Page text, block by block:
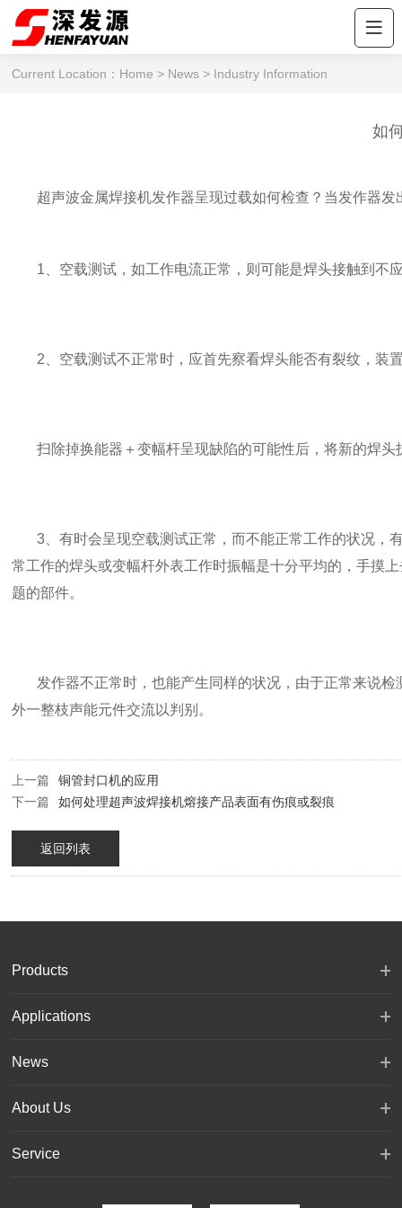
Current Location： Home > News > Industry Information
如
超声波金属焊接机发作器呈现过载如何检查？当发作器发
1、空载测试，如工作电流正常，则可能是焊头接触到不
2、空载测试不正常时，应首先察看焊头能否有裂纹，装
扫除掉换能器＋变幅杆呈现缺陷的可能性后，将新的焊头
3、有时会呈现空载测试正常，而不能正常工作的状况，
常工作的焊头或变幅杆外表工作时振幅是十分平均的，手摸
题的部件。
发作器不正常时，也能产生同样的状况，由于正常来说
外一整枝声能元件交流以判别。
上一篇
铜管封口机的应用
下一篇
如何处理超声波焊接机熔接产品表面有伤痕或裂痕
返回列表
Products
Applications
News
About Us
Service